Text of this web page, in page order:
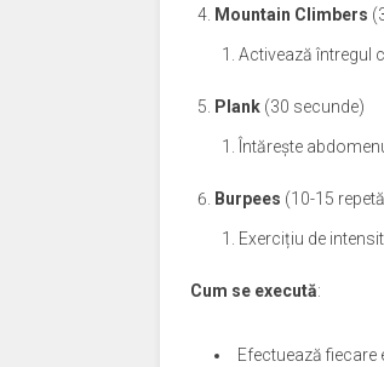
Mountain Climbers
Activează întregul
Plank (30 secunde)
Întărește
Burpees (10-15
Exercițiu de
Cum se execută:
Efectuează fiecare